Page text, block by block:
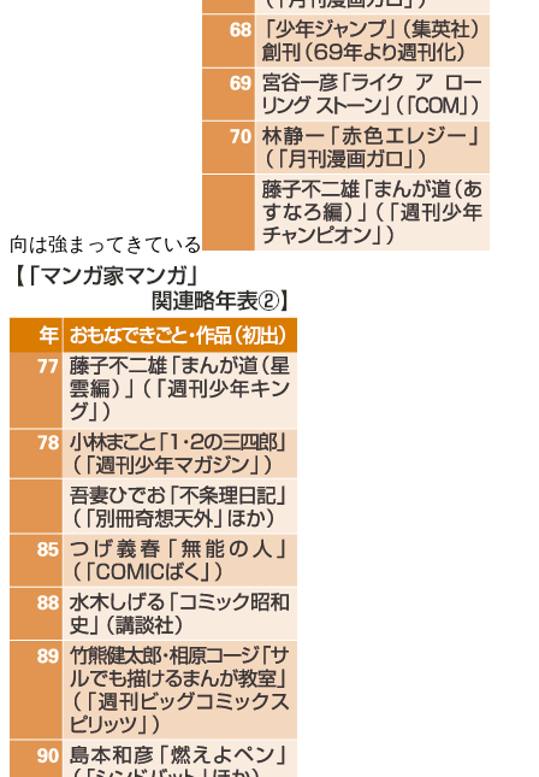
向は強まってきている